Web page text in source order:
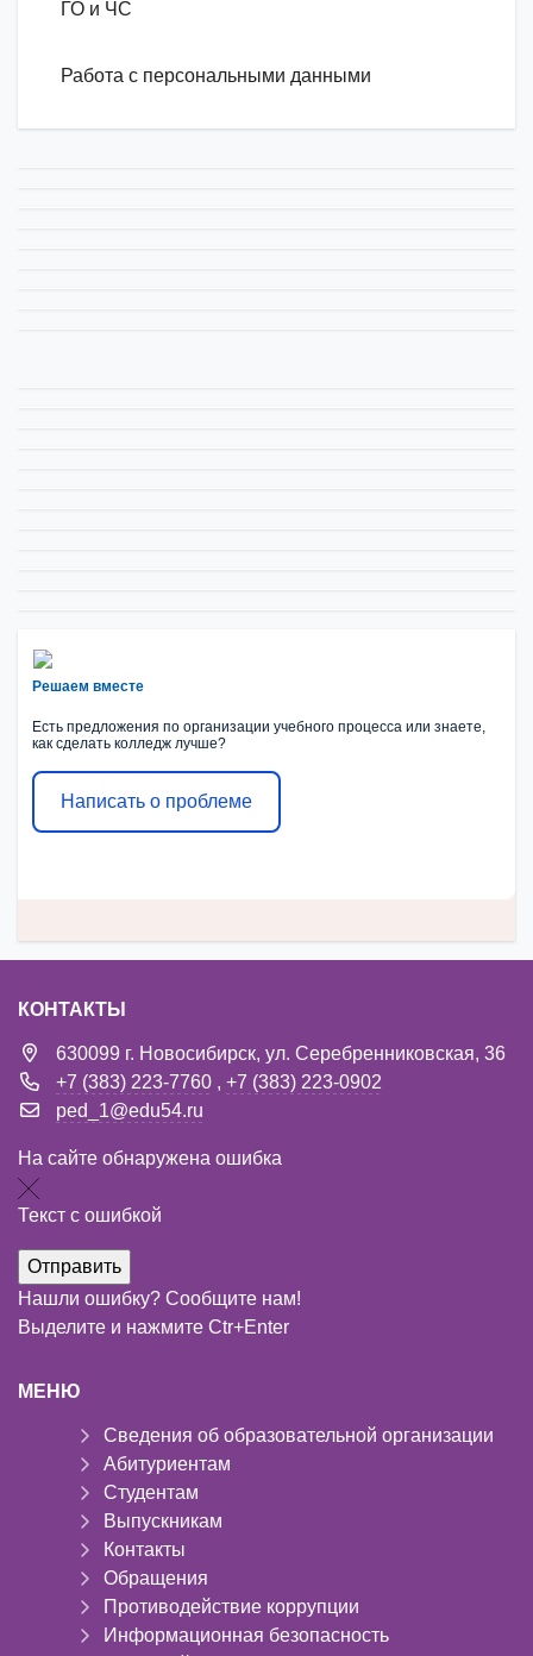
ГО и ЧС
Работа с персональными данными
Решаем вместе
Есть предложения по организации учебного процесса или знаете,
как сделать колледж лучше?
Написать о проблеме
КОНТАКТЫ
630099 г. Новосибирск, ул. Серебренниковская, 36
+7 (383) 223-7760 , +7 (383) 223-0902
ped_1@edu54.ru
На сайте обнаружена ошибка
Текст с ошибкой
Нашли ошибку? Сообщите нам!
Выделите и нажмите Ctr+Enter
МЕНЮ
Сведения об образовательной организации
Абитуриентам
Студентам
Выпускникам
Контакты
Обращения
Противодействие коррупции
Информационная безопасность